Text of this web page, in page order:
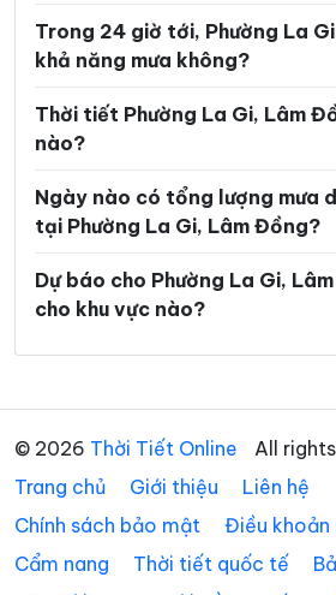
Xã Di Linh Xã
Xã Đinh Văn Lâm Hà
Xã Đông Giang Xã
Xã Đức An Xã
Xã Đức Linh Xã Đức
Xã
Xã Hàm Liêm
Xã Hàm Thạnh Xã
Xã Hàm Thuận Bắc Xã
Xã Hiệp Thạnh Xã
Xã Hòa Ninh Xã
Trong 24 giờ tới, Phường La
khả năng mưa không?
Thời tiết Phường La Gi, Lâm
nào?
Ngày nào có tổng lượng mưa
tại Phường La Gi, Lâm Đồng?
Dự báo cho Phường La Gi,
cho khu vực nào?
© 2026 Thời Tiết Online
All
Trang chủ
Giới thiệu
Liên hệ
Chính sách bảo mật
Điều khoản
Cẩm nang
Thời tiết quốc tế